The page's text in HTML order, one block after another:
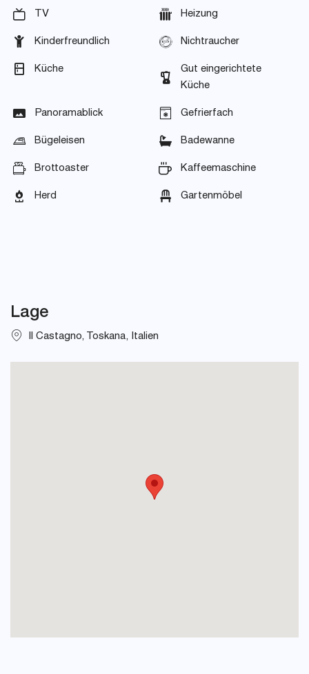
TV Heizung
Kinderfreundlich Nichtraucher
Küche
Gut eingerichtete
Küche
Panoramablick Gefrierfach
Bügeleisen Badewanne
Brottoaster Kaffeemaschine
Herd Gartenmöbel
Lage
Il Castagno, Toskana, Italien